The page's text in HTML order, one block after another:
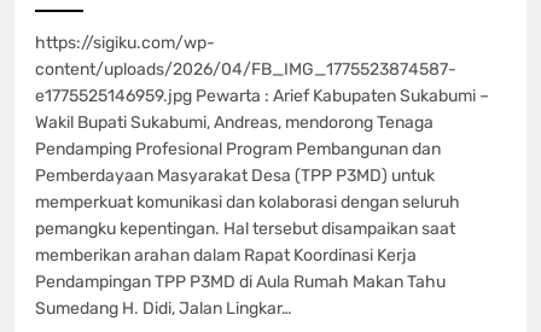
https://sigiku.com/wp-
content/uploads/2026/04/FB_IMG_1775523874587-
e1775525146959.jpg Pewarta : Arief Kabupaten Sukabumi –
Wakil Bupati Sukabumi, Andreas, mendorong Tenaga
Pendamping Profesional Program Pembangunan dan
Pemberdayaan Masyarakat Desa (TPP P3MD) untuk
memperkuat komunikasi dan kolaborasi dengan seluruh
pemangku kepentingan. Hal tersebut disampaikan saat
memberikan arahan dalam Rapat Koordinasi Kerja
Pendampingan TPP P3MD di Aula Rumah Makan Tahu
Sumedang H. Didi, Jalan Lingkar…